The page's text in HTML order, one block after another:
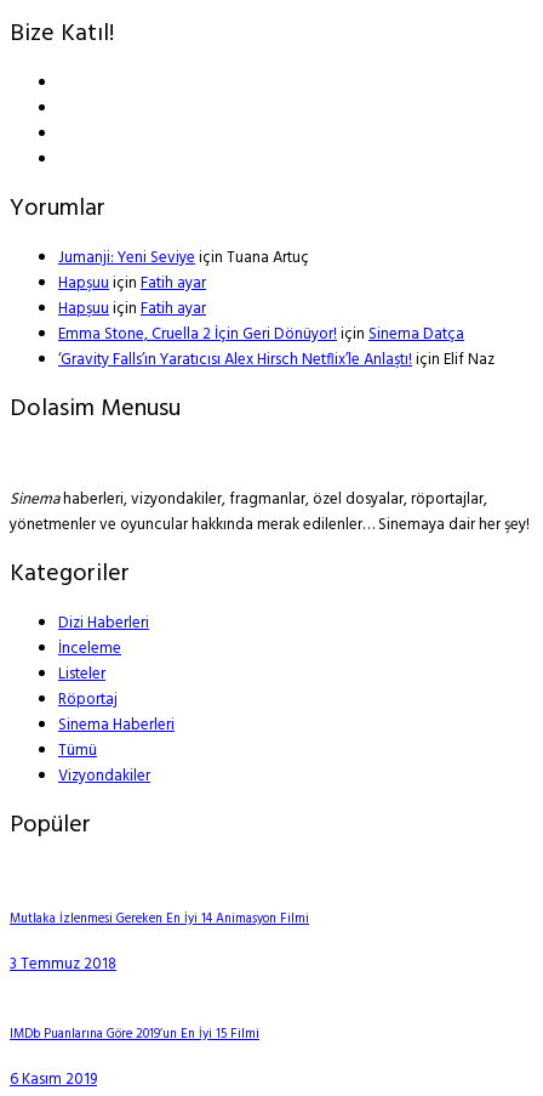
Bize Katıl!
Yorumlar
Jumanji: Yeni SeviyeiçinTuana Artuç
HapşuuiçinFatih ayar
HapşuuiçinFatih ayar
Emma Stone, Cruella 2 İçin Geri Dönüyor!içinSinema Datça
‘Gravity Falls’ın Yaratıcısı Alex Hirsch Netflix’le Anlaştı!içinElif Naz
Dolasim Menusu
Sinemahaberleri, vizyondakiler, fragmanlar, özel dosyalar, röportajlar,
yönetmenler ve oyuncular hakkında merak edilenler… Sinemaya dair her şey!
Kategoriler
Dizi Haberleri
İnceleme
Listeler
Röportaj
Sinema Haberleri
Tümü
Vizyondakiler
Popüler
Mutlaka İzlenmesi Gereken En İyi 14 Animasyon Filmi
3 Temmuz 2018
IMDb Puanlarına Göre 2019’un En İyi 15 Filmi
6 Kasım 2019